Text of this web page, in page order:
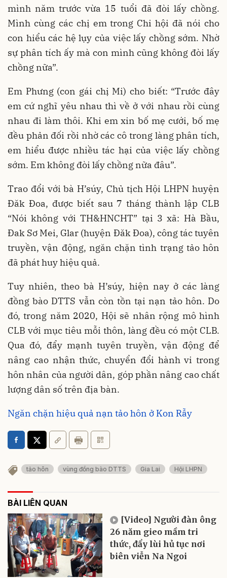
mình năm trước vừa 15 tuổi đã đòi lấy chồng.
Mình cùng các chị em trong Chi hội đã nói cho
con hiểu các hệ lụy của việc lấy chồng sớm. Nhờ
sự phân tích ấy mà con mình cũng không đòi lấy
chồng nữa”.
Em Phưng (con gái chị Mi) cho biết: “Trước đây
em cứ nghĩ yêu nhau thì về ở với nhau rồi cùng
nhau đi làm thôi. Khi em xin bố mẹ cưới, bố mẹ
đều phản đối rồi nhờ các cô trong làng phân tích,
em hiểu được nhiều tác hại của việc lấy chồng
sớm. Em không đòi lấy chồng nữa đâu”.
Trao đổi với bà H’súy, Chủ tịch Hội LHPN huyện
Đăk Đoa, được biết sau 7 tháng thành lập CLB
“Nói không với TH&HNCHT” tại 3 xã: Hà Bầu,
Đak Sơ Mei, Glar (huyện Đăk Đoa), công tác tuyên
truyền, vận động, ngăn chặn tình trạng tảo hôn
đã phát huy hiệu quả.
Tuy nhiên, theo bà H’súy, hiện nay ở các làng
đồng bào DTTS vẫn còn tồn tại nạn tảo hôn. Do
đó, trong năm 2020, Hội sẽ nhân rộng mô hình
CLB với mục tiêu mỗi thôn, làng đều có một CLB.
Qua đó, đẩy mạnh tuyên truyền, vận động để
nâng cao nhận thức, chuyển đổi hành vi trong
hôn nhân của người dân, góp phần nâng cao chất
lượng dân số trên địa bàn.
Ngăn chặn hiệu quả nạn tảo hôn ở Kon Rẫy
tảo hôn vùng đồng bào DTTS Gia Lai Hội LHPN
BÀI LIÊN QUAN
[Video] Người đàn ông
26 năm gieo mầm tri
thức, đẩy lùi hủ tục nơi
biên viễn Na Ngoi